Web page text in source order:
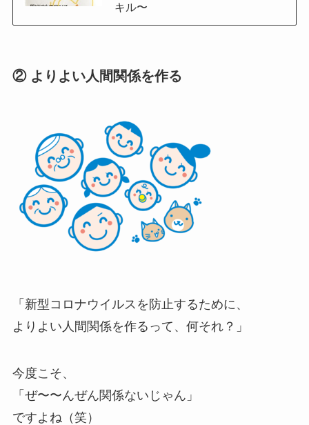
キル〜
② よりよい人間関係を作る
「新型コロナウイルスを防止するために、
よりよい人間関係を作るって、何それ？」
今度こそ、
「ぜ〜〜んぜん関係ないじゃん」
ですよね（笑）